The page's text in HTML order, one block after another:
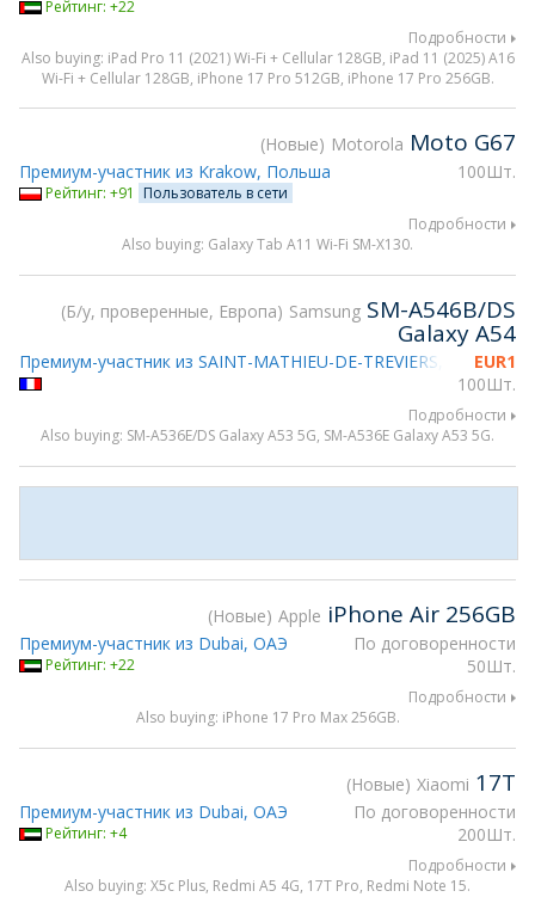
Рейтинг: +22
Подробности
Also buying: iPad Pro 11 (2021) Wi-Fi + Cellular 128GB, iPad 11 (2025) A16
Wi-Fi + Cellular 128GB, iPhone 17 Pro 512GB, iPhone 17 Pro 256GB.
Новые Motorola Moto G67
100Шт.
Премиум-участник из Krakow, Польша
Рейтинг: +91
Пользователь в сети
Подробности
Also buying: Galaxy Tab A11 Wi-Fi SM-X130.
Б/у, проверенные, Европа Samsung SM-A546B/DS
Galaxy A54
EUR1
100Шт.
Премиум-участник из SAINT-MATHIEU-DE-TREVIERS, Франция
Подробности
Also buying: SM-A536E/DS Galaxy A53 5G, SM-A536E Galaxy A53 5G.
Новые Apple iPhone Air 256GB
По договоренности
50Шт.
Премиум-участник из Dubai, ОАЭ
Рейтинг: +22
Подробности
Also buying: iPhone 17 Pro Max 256GB.
Новые Xiaomi 17T
По договоренности
200Шт.
Премиум-участник из Dubai, ОАЭ
Рейтинг: +4
Подробности
Also buying: X5c Plus, Redmi A5 4G, 17T Pro, Redmi Note 15.